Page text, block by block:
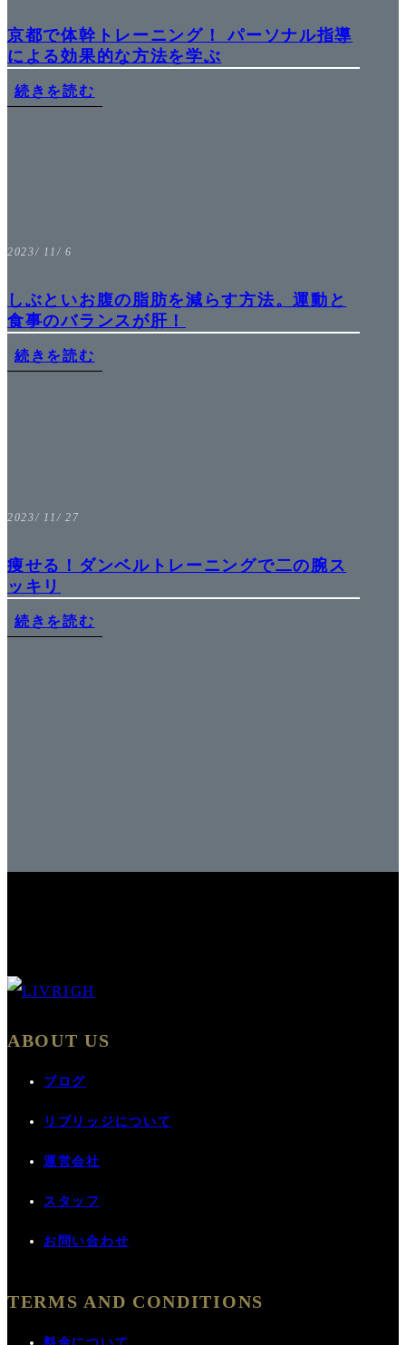
京都で体幹トレーニング！ パーソナル指導
による効果的な方法を学ぶ
続きを読む
2023/ 11/ 6
しぶといお腹の脂肪を減らす方法。運動と
食事のバランスが肝！
続きを読む
2023/ 11/ 27
痩せる！ダンベルトレーニングで二の腕ス
ッキリ
続きを読む
ABOUT US
ブログ
リブリッジについて
運営会社
スタッフ
お問い合わせ
TERMS AND CONDITIONS